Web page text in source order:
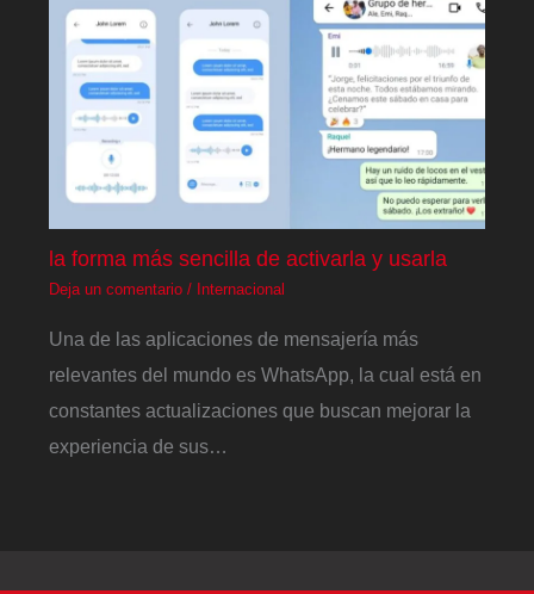
la forma más sencilla de activarla y usarla
Deja un comentario / Internacional
Una de las aplicaciones de mensajería más
relevantes del mundo es WhatsApp, la cual está en
constantes actualizaciones que buscan mejorar la
experiencia de sus…